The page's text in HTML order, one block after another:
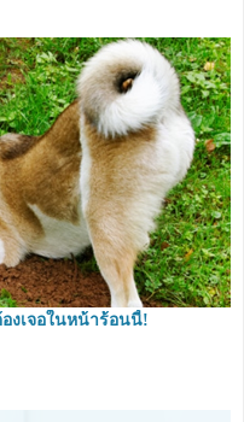
งเจอในหน้าร้อนนี้!